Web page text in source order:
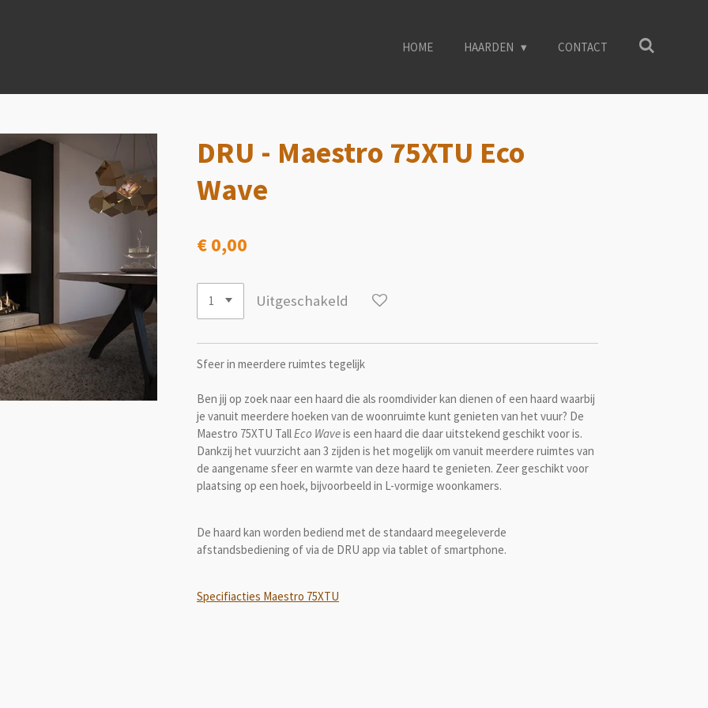
HOME HAARDEN CONTACT
DRU - Maestro 75XTU Eco
Wave
€ 0,00
Uitgeschakeld
Sfeer in meerdere ruimtes tegelijk
Ben jij op zoek naar een haard die als roomdivider kan dienen of een haard waarbij
je vanuit meerdere hoeken van de woonruimte kunt genieten van het vuur? De
Maestro 75XTU TallEco Waveis een haard die daar uitstekend geschikt voor is.
Dankzij het vuurzicht aan 3 zijden is het mogelijk om vanuit meerdere ruimtes van
de aangename sfeer en warmte van deze haard te genieten. Zeer geschikt voor
plaatsing op een hoek, bijvoorbeeld in L-vormige woonkamers.
De haard kan worden bediend met de standaard meegeleverde
afstandsbediening of via de DRU app via tablet of smartphone.
Specifiacties Maestro 75XTU